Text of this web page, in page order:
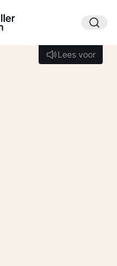
Lees voor
Lees voor